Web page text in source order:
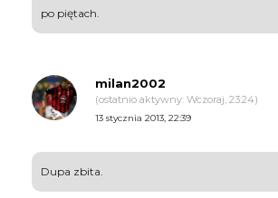
po piętach.
milan2002
(ostatnio aktywny: Wczoraj, 23:24)
13 stycznia 2013, 22:39
Dupa zbita.